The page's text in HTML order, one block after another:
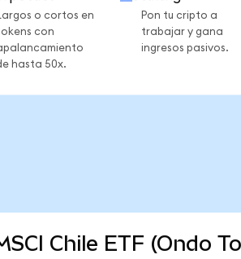
o cortos en
con
hasta 50x.
Pon tu cripto a
trabajar y gana
ingresos pasivos.
Chile ETF (Ondo